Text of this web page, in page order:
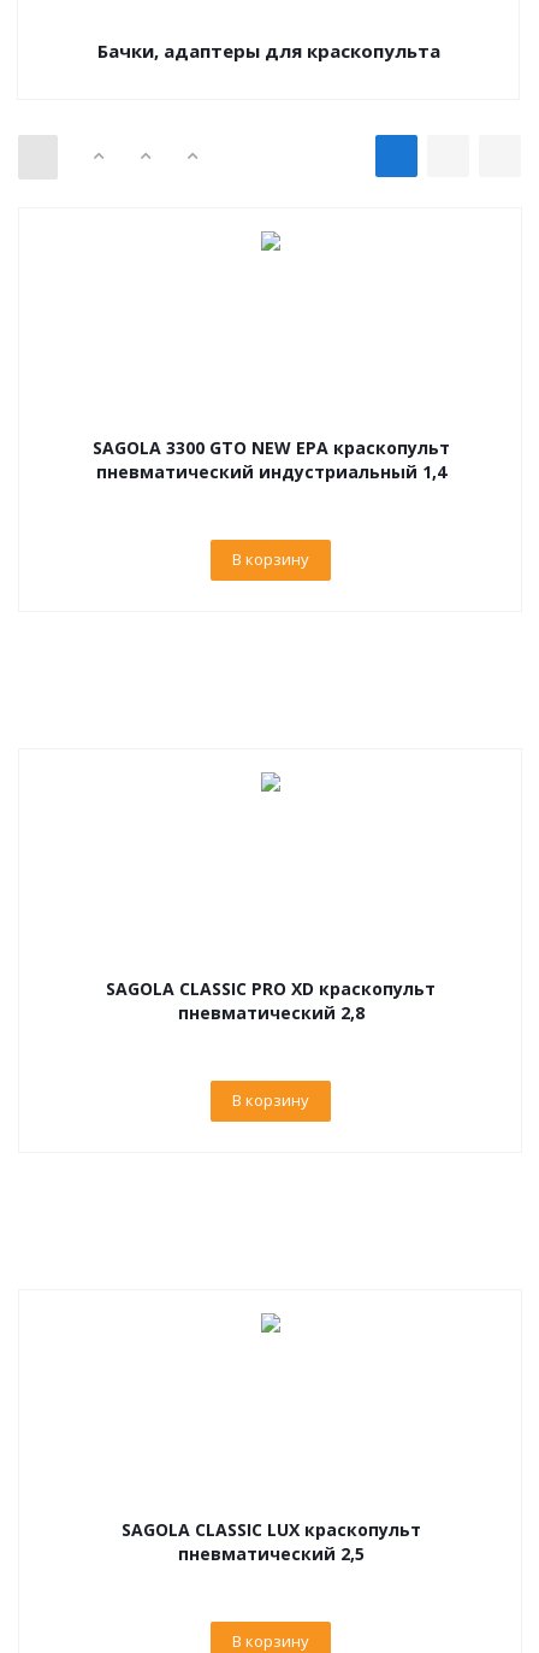
Бачки, адаптеры для краскопульта
SAGOLA 3300 GTO NEW EPA краскопульт
пневматический индустриальный 1,4
В корзину
SAGOLA CLASSIC PRO XD краскопульт
пневматический 2,8
В корзину
SAGOLA CLASSIC LUX краскопульт
пневматический 2,5
В корзину